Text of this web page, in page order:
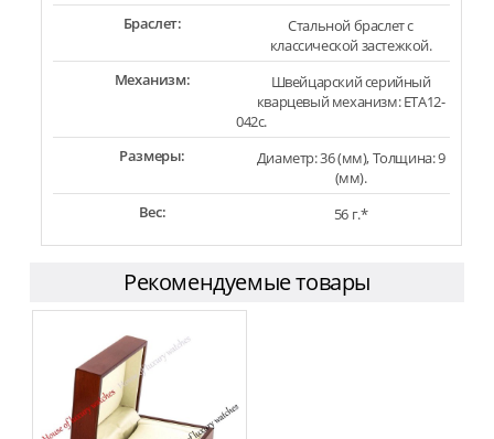
Браслет:
Стальной браслет с
классической застежкой.
Механизм:
Швейцарский серийный
кварцевый механизм: ETA12-
042c.
Размеры:
Диаметр: 36 (мм), Толщина: 9
(мм).
Вес:
56 г.*
Рекомендуемые товары